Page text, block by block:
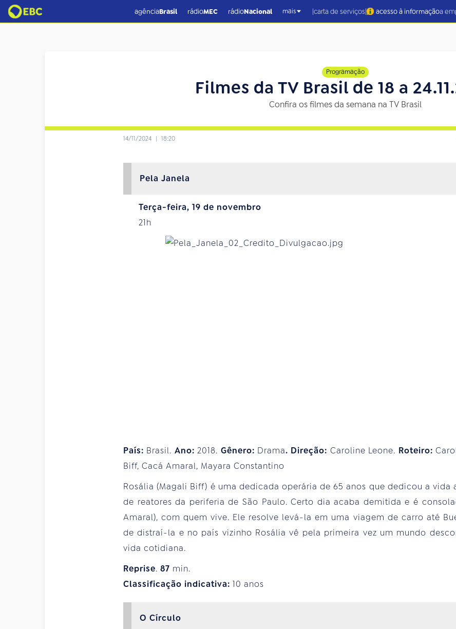
agênciaBrasil rádioMEC rádioNacional mais |carta de serviços| acesso à informaçãoa
Programação
Filmes da TV Brasil de 18 a
Confira os filmes da semana na TV Brasil
14/11/2024 | 18:20
Pela Janela
Terça-feira, 19 de novembro
21h
País: Brasil. Ano:2018. Gênero: Drama. Direção: Caroline Leone. Roteiro:
Biff, Cacá Amaral, Mayara Constantino
Rosália (Magali Biff) é uma dedicada operária de 65 anos que dedicou a
de reatores da periferia de São Paulo. Certo dia acaba demitida e é
Amaral), com quem vive. Ele resolve levá-la em uma viagem de carro até
de distraí-la e no país vizinho Rosália vê pela primeira vez um mundo
vida cotidiana.
Reprise. 87 min.
Classificação indicativa: 10 anos
O Círculo